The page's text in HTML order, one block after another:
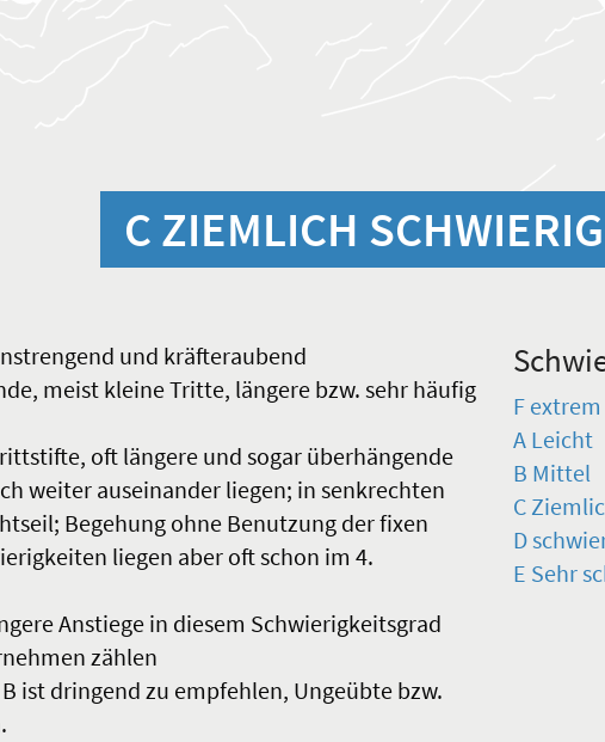
C ZIEMLICH SCHWIERIG
und kräfteraubend
meist kleine Tritte, längere bzw. sehr häufig
oft längere und sogar überhängende
weiter auseinander liegen; in senkrechten
Begehung ohne Benutzung der fixen
liegen aber oft schon im 4.
Anstiege in diesem Schwierigkeitsgrad
zählen
ist dringend zu empfehlen, Ungeübte bzw.
F
A Leicht
B Mittel
C
D
E Sehr